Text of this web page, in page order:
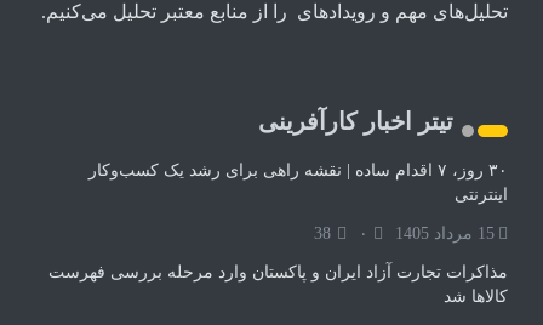
تحلیل‌های مهم و رویدادهای را از منابع معتبر تحلیل می‌کنیم.
تیتر اخبار کارآفرینی
۳۰ روز، ۷ اقدام ساده | نقشه راهی برای رشد یک کسب‌وکار
اینترنتی
15 مرداد 1405 38
مذاکرات تجارت آزاد ایران و پاکستان وارد مرحله بررسی فهرست
کالاها شد